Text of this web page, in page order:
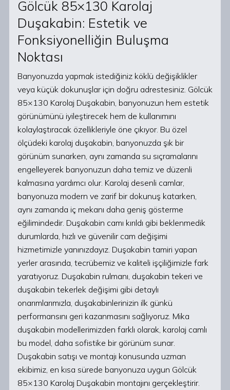
Gölcük 85×130 Karolaj
Duşakabin: Estetik ve
Fonksiyonelliğin Buluşma
Noktası
Banyonuzda yapmak istediğiniz köklü değişiklikler
veya küçük dokunuşlar için doğru adrestesiniz. Gölcük
85×130 Karolaj Duşakabin, banyonuzun hem estetik
görünümünü iyileştirecek hem de kullanımını
kolaylaştıracak özellikleriyle öne çıkıyor. Bu özel
ölçüdeki karolaj duşakabin, banyonuzda şık bir
görünüm sunarken, aynı zamanda su sıçramalarını
engelleyerek banyonuzun daha temiz ve düzenli
kalmasına yardımcı olur. Karolaj desenli camlar,
banyonuza modern ve zarif bir dokunuş katarken,
aynı zamanda iç mekanı daha geniş gösterme
eğilimindedir. Duşakabin camı kırıldı gibi beklenmedik
durumlarda, hızlı ve güvenilir cam değişimi
hizmetimizle yanınızdayız. Duşakabin tamiri yapan
yerler arasında, tecrübemiz ve kaliteli işçiliğimizle fark
yaratıyoruz. Duşakabin rulmanı, duşakabin tekeri ve
duşakabin tekerlek değişimi gibi detaylı
onarımlarımızla, duşakabinlerinizin ilk günkü
performansını geri kazanmasını sağlıyoruz. Mika
duşakabin modellerimizden farklı olarak, karolaj camlı
bu model, daha sofistike bir görünüm sunar.
Duşakabin satışı ve montajı konusunda uzman
ekibimiz, en kısa sürede banyonuza uygun Gölcük
85×130 Karolaj Duşakabin montajını gerçekleştirir.